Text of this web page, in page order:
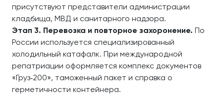
присутствуют представители администрации
кладбища, МВД и санитарного надзора.
Этап 3. Перевозка и повторное захоронение. По
России используется специализированный
холодильный катафалк. При международной
репатриации оформляется комплекс документов
«Груз‑200», таможенный пакет и справка о
герметичности контейнера.